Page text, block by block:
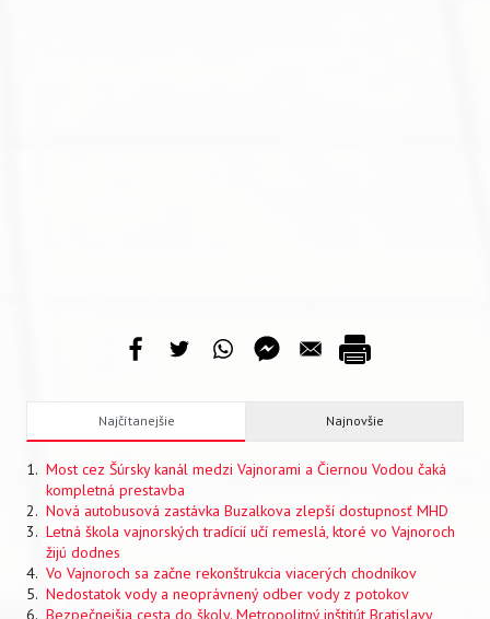
Najčítanejšie Najnovšie
Most cez Šúrsky kanál medzi Vajnorami a Čiernou Vodou čaká
kompletná prestavba
Nová autobusová zastávka Buzalkova zlepší dostupnosť MHD
Letná škola vajnorských tradícií učí remeslá, ktoré vo Vajnoroch
žijú dodnes
Vo Vajnoroch sa začne rekonštrukcia viacerých chodníkov
Nedostatok vody a neoprávnený odber vody z potokov
Bezpečnejšia cesta do školy. Metropolitný inštitút Bratislavy